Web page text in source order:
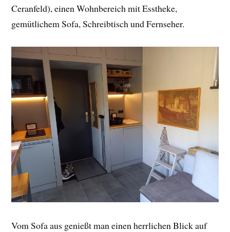
Ceranfeld), einen Wohnbereich mit Esstheke,
gemütlichem Sofa, Schreibtisch und Fernseher.
Vom Sofa aus genießt man einen herrlichen Blick auf